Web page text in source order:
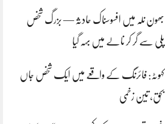
بھون نلہ میں افسوسناک حادثہ — بزرگ شخص
پلی سے گر کر نالے میں بہہ گیا
کہوٹہ: فائرنگ کے واقعے میں ایک شخص جاں
بحق، تین زخمی